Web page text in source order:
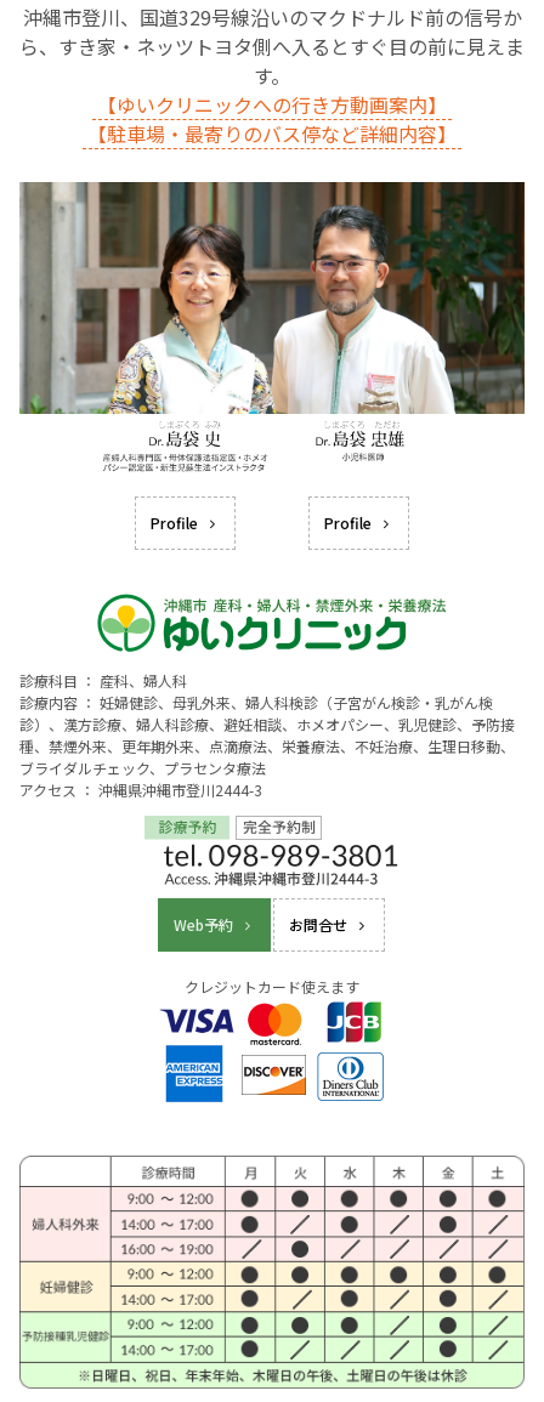
沖縄市登川、国道329号線沿いのマクドナルド前の信号か
ら、すき家・ネッツトヨタ側へ入るとすぐ目の前に見えま
す。
【ゆいクリニックへの行き方動画案内】
【駐車場・最寄りのバス停など詳細内容】
Profile Profile
診療科目 ： 産科、婦人科
診療内容 ： 妊婦健診、母乳外来、婦人科検診（子宮がん検診・乳がん検
診）、漢方診療、婦人科診療、避妊相談、ホメオパシー、乳児健診、予防接
種、禁煙外来、更年期外来、点滴療法、栄養療法、不妊治療、生理日移動、
ブライダルチェック、プラセンタ療法
アクセス ： 沖縄県沖縄市登川2444-3
Web予約 お問合せ
クレジットカード使えます